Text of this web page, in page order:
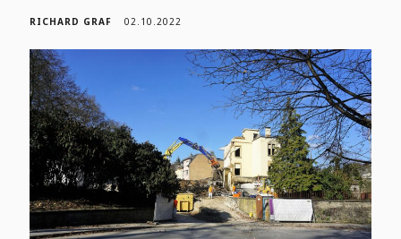
RICHARD GRAF 02.10.2022